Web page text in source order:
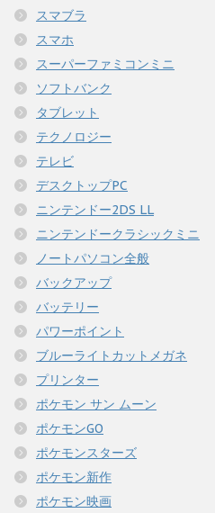
スマブラ
スマホ
スーパーファミコンミニ
ソフトバンク
タブレット
テクノロジー
テレビ
デスクトップPC
ニンテンドー2DS LL
ニンテンドークラシックミニ
ノートパソコン全般
バックアップ
バッテリー
パワーポイント
ブルーライトカットメガネ
プリンター
ポケモン サン ムーン
ポケモンGO
ポケモンスターズ
ポケモン新作
ポケモン映画